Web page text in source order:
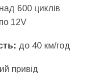
600 циклів
12V
до 40 км/год
привід